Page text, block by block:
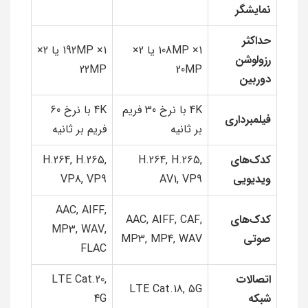
نمایشگر
حداکثر
رزولوشن
دوربین
1× 108MP یا 2×
20MP
1× 192MP یا 2×
22MP
فیلمبرداری
4K با نرخ 30 فریم
بر ثانیه
4K با نرخ 60
فریم بر ثانیه
کدک‌های
ویدیویی
H.264, H.265,
AV1, VP9
H.264, H.265,
VP8, VP9
کدک‌های
صوتی
AAC, AIFF, CAF,
MP3, MP4, WAV
AAC, AIFF,
MP3, WAV,
FLAC
اتصالات
شبکه
LTE Cat.18, 5G
LTE Cat.20,
4G